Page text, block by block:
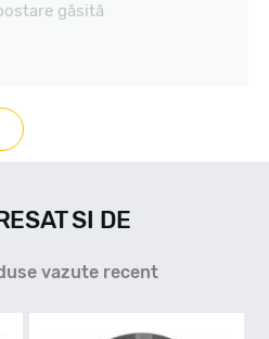
de 4 buc! Kit montaj GRATUIT
găsită
SI DE
vazute recent